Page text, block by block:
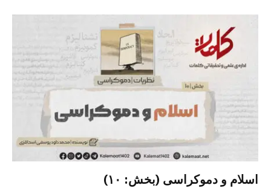
اسلام و دموکراسی (بخش: ۱۰)